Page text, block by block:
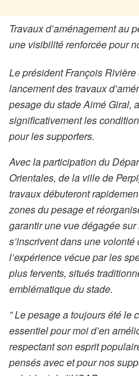
Travaux d’aménagement au
une visibilité renforcée pour
Le président François
lancement des travaux
pesage du stade Aimé Giral,
significativement les
pour les supporters.
Avec la participation du
Orientales, de la ville de
travaux débuteront
zones du pesage et
garantir une vue dégagée
s’inscrivent dans une
l’expérience vécue par les
plus fervents, situés
emblématique du stade.
” Le pesage a toujours été
essentiel pour moi d’en
respectant son esprit
pensés avec et pour nos